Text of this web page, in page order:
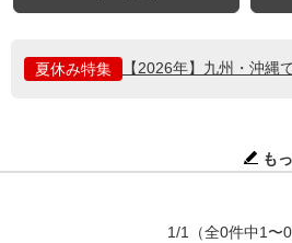
夏休み特集 【2026年】九州・沖縄
も
1/1 （全0件中1〜0